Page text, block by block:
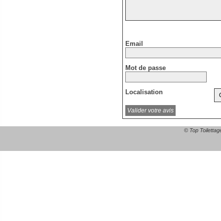
Email
Mot de passe
Localisation
© Top